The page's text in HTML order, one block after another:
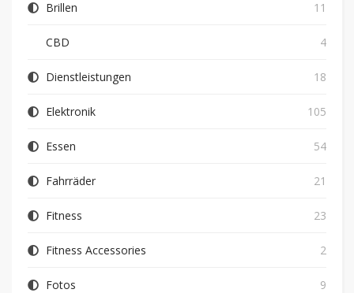
Brillen 11
CBD 4
Dienstleistungen 18
Elektronik 105
Essen 54
Fahrräder 21
Fitness 23
Fitness Accessories 2
Fotos 9